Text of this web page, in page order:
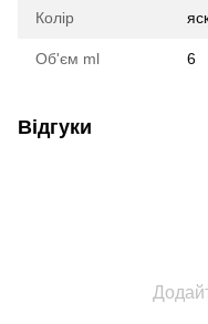
Колір
Об'єм ml 6
Відгуки